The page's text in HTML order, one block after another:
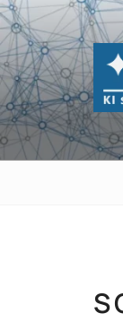
Zum
Inhalt
springen
KI